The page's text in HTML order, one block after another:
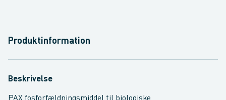
Produktinformation
Beskrivelse